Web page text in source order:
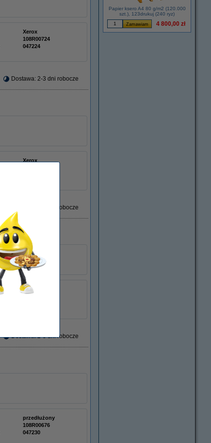
Xerox
108R00724
047224
Dostawa: 2-3 dni robocze
Xerox
Dostawa: 2-3 dni robocze
Xerox
Dostawa: 2-3 dni robocze
przedłużony
108R00676
047230
Papier ksero A4 80 g/m2 (120.000
szt.), 123drukuj (240 ryz)
4 800,00 zł